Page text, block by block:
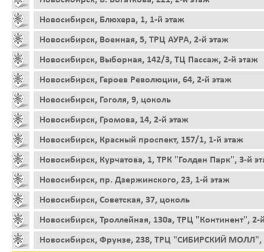
Новосибирск, Блюхера, 1, 1-й этаж
Новосибирск, Военная, 5, ТРЦ АУРА, 2-й этаж
Новосибирск, Выборная, 142/3, ТЦ Пассаж, 2-й этаж
Новосибирск, Героев Революции, 64, 2-й этаж
Новосибирск, Гоголя, 9, цоколь
Новосибирск, Громова, 14, 2-й этаж
Новосибирск, Красный проспект, 157/1, 1-й этаж
Новосибирск, Курчатова, 1, ТРК "Голден Парк", 3-й
Новосибирск, пр. Дзержинского, 23, 1-й этаж
Новосибирск, Советская, 37, цоколь
Новосибирск, Троллейная, 130а, ТРЦ "Континент", 2-
Новосибирск, Фрунзе, 238, ТРЦ "СИБИРСКИЙ МОЛЛ",